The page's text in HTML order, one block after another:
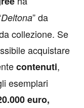
Deltona” da
collezione. Se
acquistare
contenuti,
esemplari
euro,